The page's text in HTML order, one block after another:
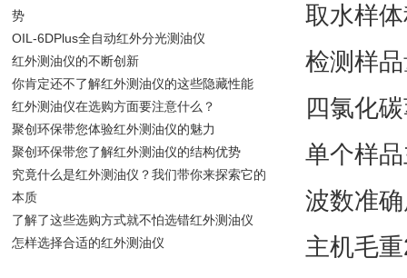
取水样
检测样
四氯化
单个样
波数准
主机毛
势
OIL-6DPlus全自动红外分光测油仪
红外测油仪的不断创新
你肯定还不了解红外测油仪的这些隐藏性能
红外测油仪在选购方面要注意什么？
聚创环保带您体验红外测油仪的魅力
聚创环保带您了解红外测油仪的结构优势
究竟什么是红外测油仪？我们带你来探索它的
本质
了解了这些选购方式就不怕选错红外测油仪
怎样选择合适的红外测油仪